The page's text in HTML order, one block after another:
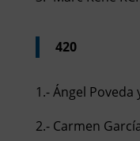
420
1.- Ángel Poveda
2.- Carmen